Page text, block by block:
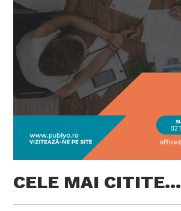
CELE MAI CITITE…